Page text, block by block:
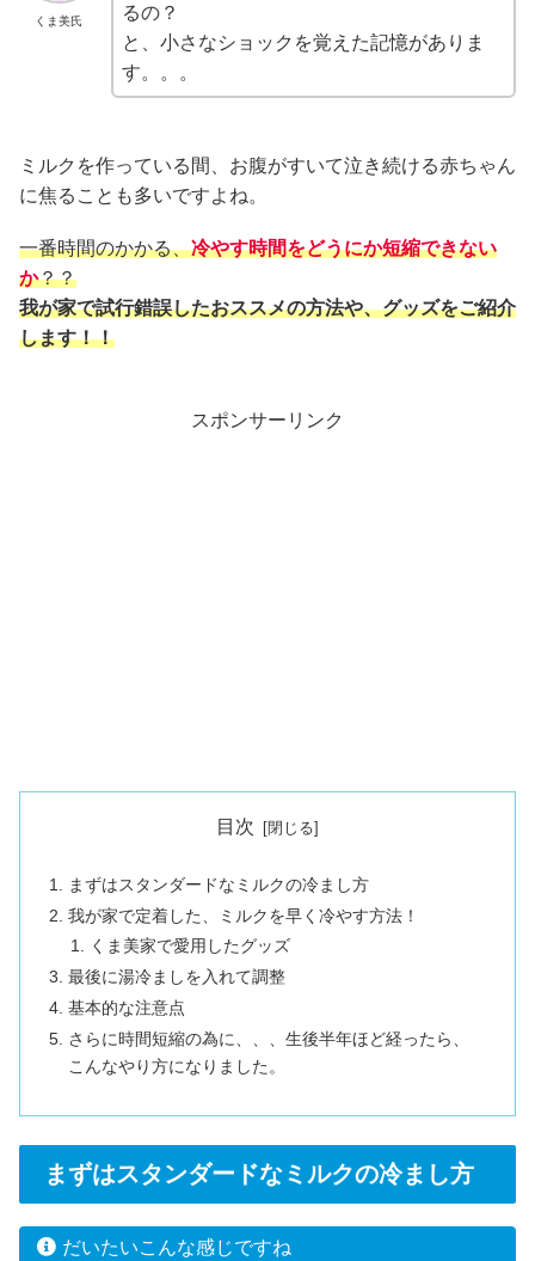
くま美氏
るの？
と、小さなショックを覚えた記憶がありま
す。。。
ミルクを作っている間、お腹がすいて泣き続ける赤ちゃん
に焦ることも多いですよね。
一番時間のかかる、冷やす時間をどうにか短縮できない
か？？
我が家で試行錯誤したおススメの方法や、グッズをご紹介
します！！
スポンサーリンク
目次
まずはスタンダードなミルクの冷まし方
我が家で定着した、ミルクを早く冷やす方法！
くま美家で愛用したグッズ
最後に湯冷ましを入れて調整
基本的な注意点
さらに時間短縮の為に、、、生後半年ほど経ったら、
こんなやり方になりました。
まずはスタンダードなミルクの冷まし方
だいたいこんな感じですね